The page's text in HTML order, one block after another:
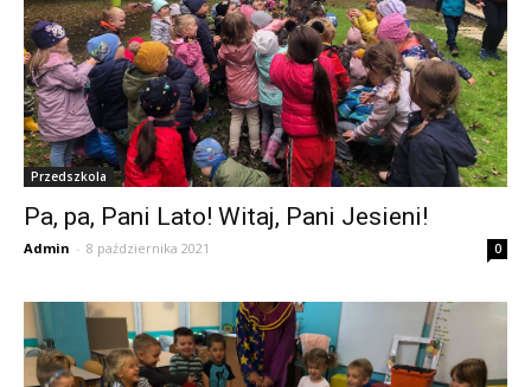
Przedszkola
Pa, pa, Pani Lato! Witaj, Pani Jesieni!
Admin - 8 października 2021 0